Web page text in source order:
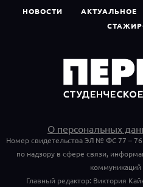
НОВОСТИ АКТУАЛЬНОЕ
О персональных
Номер свидетельства ЭЛ № ФС 77 –
по надзору в сфере связи,
коммуникаций
Главный редактор: Виктория